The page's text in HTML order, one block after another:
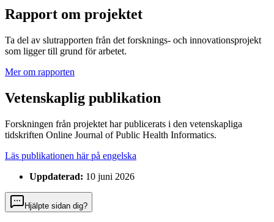
Rapport om projektet
Ta del av slutrapporten från det forsknings- och innovationsprojekt
som ligger till grund för arbetet.
Mer om rapporten
Vetenskaplig publikation
Forskningen från projektet har publicerats i den vetenskapliga
tidskriften Online Journal of Public Health Informatics.
Läs publikationen här på engelska
Uppdaterad: 10 juni 2026
Hjälpte sidan dig?